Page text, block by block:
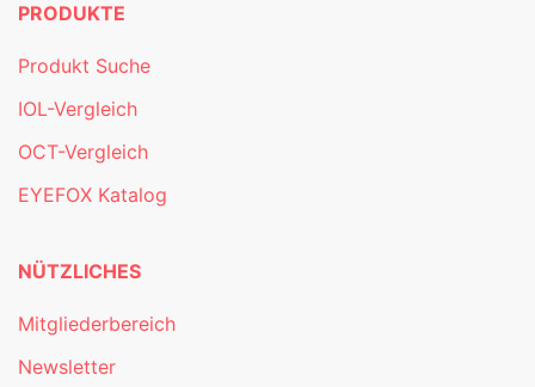
PRODUKTE
Produkt Suche
IOL-Vergleich
OCT-Vergleich
EYEFOX Katalog
NÜTZLICHES
Mitgliederbereich
Newsletter